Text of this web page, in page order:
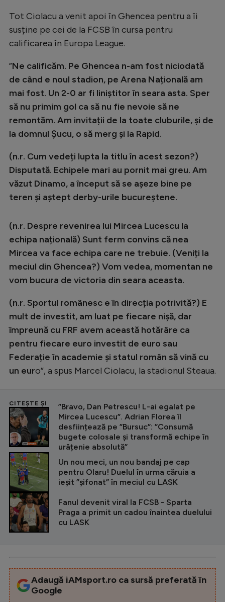
Tot Ciolacu a venit apoi în Ghencea pentru a îi
susține pe cei de la FCSB în cursa pentru
calificarea în Europa League.
”Ne calificăm. Pe Ghencea n-am fost niciodată
de când e noul stadion, pe Arena Națională am
mai fost. Un 2-0 ar fi liniștitor în seara asta. Sper
să nu primim gol ca să nu fie nevoie să ne
remontăm. Am invitații de la toate cluburile, și de
la domnul Șucu, o să merg și la Rapid.
(n.r. Cum vedeți lupta la titlu în acest sezon?)
Disputată. Echipele mari au pornit mai greu. Am
văzut Dinamo, a început să se așeze bine pe
teren și aștept derby-urile bucureștene.
(n.r. Despre revenirea lui Mircea Lucescu la
echipa națională) Sunt ferm convins că nea
Mircea va face echipa care ne trebuie. (Veniți la
meciul din Ghencea?) Vom vedea, momentan ne
vom bucura de victoria din seara aceasta.
(n.r. Sportul românesc e în direcția potrivită?) E
mult de investit, am luat pe fiecare nișă, dar
împreună cu FRF avem această hotărâre ca
pentru fiecare euro investit de euro sau
Federație în academie și statul român să vină cu
un euro”, a spus Marcel Ciolacu, la stadionul Steaua.
CITEȘTE ȘI
”Bravo, Dan Petrescu! L-ai egalat pe
Mircea Lucescu”. Adrian Florea îl
desființează pe ”Bursuc”: ”Consumă
bugete colosale și transformă echipe în
urâțenie absolută”
Un nou meci, un nou bandaj pe cap
pentru Olaru! Duelul în urma căruia a
ieșit ”șifonat” în meciul cu LASK
Fanul devenit viral la FCSB - Sparta
Praga a primit un cadou înaintea duelului
cu LASK
Adaugă iAMsport.ro ca sursă preferată în
Google